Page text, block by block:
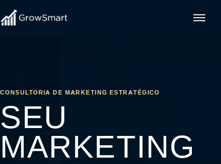
CONSULTORIA DE MARKETING ESTRATÉGICO
SEU
MARKETING